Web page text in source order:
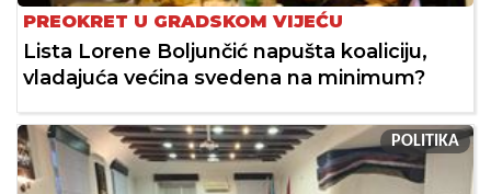
PREOKRET U GRADSKOM VIJEĆU
Lista Lorene Boljunčić napušta koaliciju,
vladajuća većina svedena na minimum?
POLITIKA